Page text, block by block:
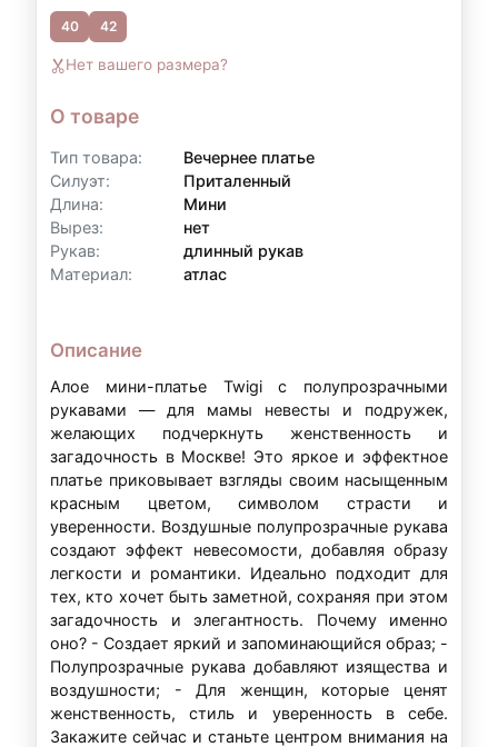
40 42
Нет вашего размера?
О товаре
Тип товара:
Вечернее платье
Силуэт:
Приталенный
Длина:
Мини
Вырез:
нет
Рукав:
длинный рукав
Материал:
атлас
Описание
Алое мини-платье Twigi с полупрозрачными
рукавами — для мамы невесты и подружек,
желающих подчеркнуть женственность и
загадочность в Москве! Это яркое и эффектное
платье приковывает взгляды своим насыщенным
красным цветом, символом страсти и
уверенности. Воздушные полупрозрачные рукава
создают эффект невесомости, добавляя образу
легкости и романтики. Идеально подходит для
тех, кто хочет быть заметной, сохраняя при этом
загадочность и элегантность. Почему именно
оно? - Создает яркий и запоминающийся образ; -
Полупрозрачные рукава добавляют изящества и
воздушности; - Для женщин, которые ценят
женственность, стиль и уверенность в себе.
Закажите сейчас и станьте центром внимания на
Контакты для уточнения:
По всем вопросам, связанным с
оформлением рассрочки, вы можете
Телефон:
+7 (903) 718-28-15
WhatsApp:
+7 (903) 718-28-15
Режим работы:вт–вс: 11:00–20:00
варьироваться в зависимости от суммы аренды
и индивидуальных обстоятельств. Точные
условия уточняйте у наших менеджеров.